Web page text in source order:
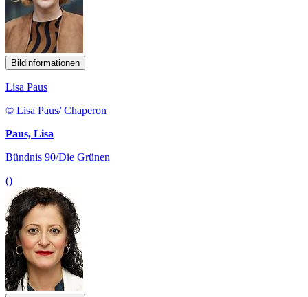
Bildinformationen
Lisa Paus
© Lisa Paus/ Chaperon
Paus, Lisa
Bündnis 90/Die Grünen
()